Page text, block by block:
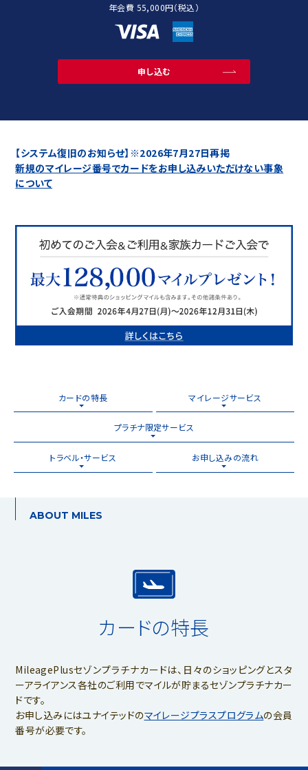
年会費 55,000円（税込）
申し込む
【システム復旧のお知らせ】※2026年7月27日再掲
新規のマイレージ番号でカードをお申し込みいただけない事象
について
カードの特長 マイレージサービス
プラチナ限定サービス
トラベル・サービス お申し込みの流れ
ABOUT MILES
カードの特長
MileagePlusセゾンプラチナカードは、日々のショッピングとスタ
ーアライアンス各社のご利用でマイルが貯まるセゾンプラチナカー
ドです。
お申し込みにはユナイテッドのマイレージプラスプログラムの会員
番号が必要です。